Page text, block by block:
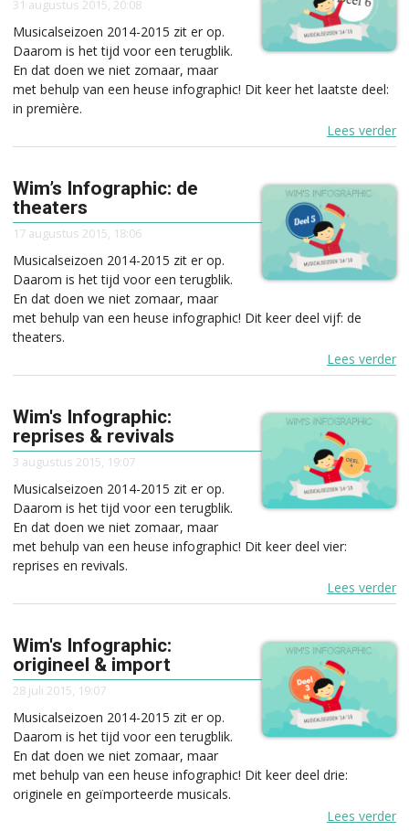
31 augustus 2015, 20:08
Musicalseizoen 2014-2015 zit er op.
Daarom is het tijd voor een terugblik.
En dat doen we niet zomaar, maar
met behulp van een heuse infographic! Dit keer het laatste deel:
in première.
Lees verder
Wim’s Infographic: de
theaters
17 augustus 2015, 18:06
Musicalseizoen 2014-2015 zit er op.
Daarom is het tijd voor een terugblik.
En dat doen we niet zomaar, maar
met behulp van een heuse infographic! Dit keer deel vijf: de
theaters.
Lees verder
Wim's Infographic:
reprises & revivals
3 augustus 2015, 19:07
Musicalseizoen 2014-2015 zit er op.
Daarom is het tijd voor een terugblik.
En dat doen we niet zomaar, maar
met behulp van een heuse infographic! Dit keer deel vier:
reprises en revivals.
Lees verder
Wim's Infographic:
origineel & import
28 juli 2015, 19:07
Musicalseizoen 2014-2015 zit er op.
Daarom is het tijd voor een terugblik.
En dat doen we niet zomaar, maar
met behulp van een heuse infographic! Dit keer deel drie:
originele en geïmporteerde musicals.
Lees verder